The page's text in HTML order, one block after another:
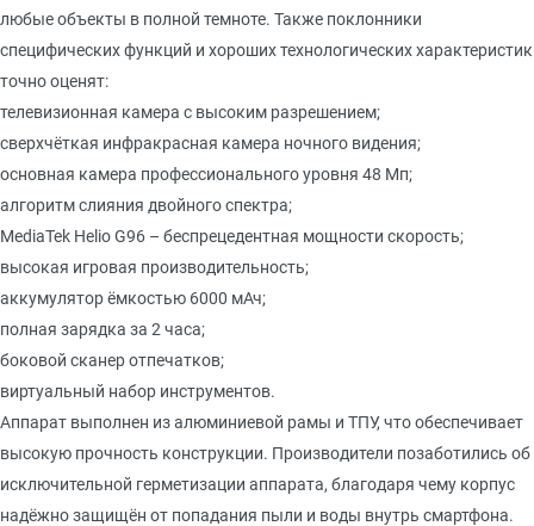
любые объекты в полной темноте. Также поклонники
специфических функций и хороших технологических характеристик
точно оценят:
телевизионная камера с высоким разрешением;
сверхчёткая инфракрасная камера ночного видения;
основная камера профессионального уровня 48 Мп;
алгоритм слияния двойного спектра;
MediaTek Helio G96 – беспрецедентная мощности скорость;
высокая игровая производительность;
аккумулятор ёмкостью 6000 мАч;
полная зарядка за 2 часа;
боковой сканер отпечатков;
виртуальный набор инструментов.
Аппарат выполнен из алюминиевой рамы и ТПУ, что обеспечивает
высокую прочность конструкции. Производители позаботились об
исключительной герметизации аппарата, благодаря чему корпус
надёжно защищён от попадания пыли и воды внутрь смартфона.